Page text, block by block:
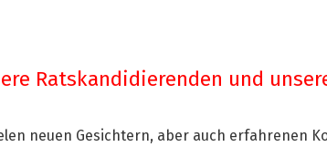
Ratskandidierenden und
neuen Gesichtern, aber auch erfahrenen